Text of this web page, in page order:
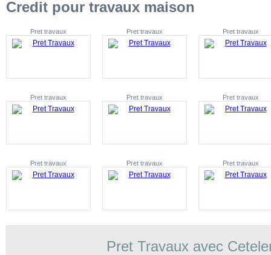
Credit pour travaux maison
Pret travaux Pret travaux Pret travaux
Pret travaux Pret travaux Pret travaux
Pret travaux Pret travaux Pret travaux
Pret Travaux avec